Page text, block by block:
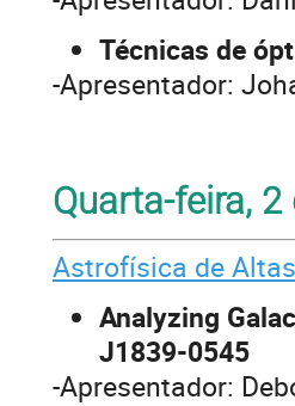
Técnicas de
-Apresentador:
Quarta-feira,
Astrofísica de
Analyzing
J1839-0545
-Apresentador: